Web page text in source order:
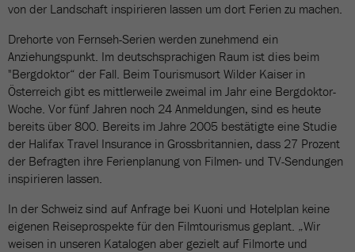
von der Landschaft inspirieren lassen um dort Ferien zu machen.
Drehorte von Fernseh-Serien werden zunehmend ein
Anziehungspunkt. Im deutschsprachigen Raum ist dies beim
"Bergdoktor“ der Fall. Beim Tourismusort Wilder Kaiser in
Österreich gibt es mittlerweile zweimal im Jahr eine Bergdoktor-
Woche. Vor fünf Jahren noch 24 Anmeldungen, sind es heute
bereits über 800. Bereits im Jahre 2005 bestätigte eine Studie
der Halifax Travel Insurance in Grossbritannien, dass 27 Prozent
der Befragten ihre Ferienplanung von Filmen- und TV-Sendungen
inspirieren lassen.
In der Schweiz sind auf Anfrage bei Kuoni und Hotelplan keine
eigenen Reiseprospekte für den Filmtourismus geplant. „Wir
weisen in unseren Katalogen aber gezielt auf Filmorte und